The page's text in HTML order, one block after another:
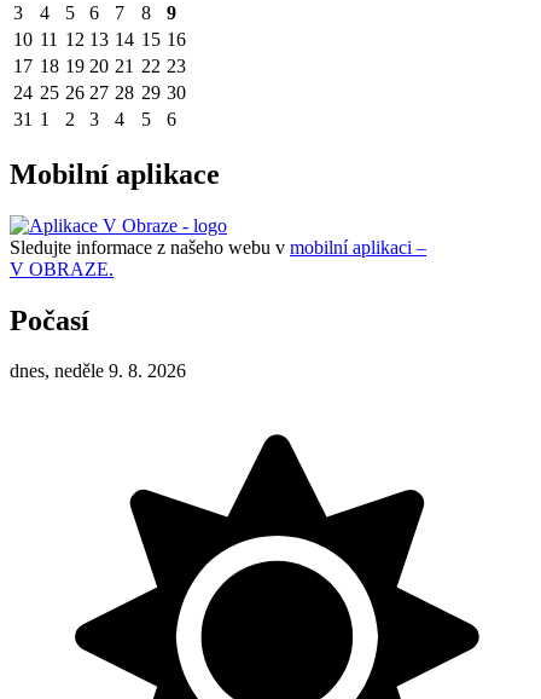
3
4 5 6 7 8
9
10 11 12 13 14 15 16
17 18 19 20 21 22 23
24 25 26 27 28 29 30
31 1 2 3 4 5 6
Mobilní aplikace
Sledujte informace z našeho webu v mobilní aplikaci –
V OBRAZE.
Počasí
dnes, neděle 9. 8. 2026